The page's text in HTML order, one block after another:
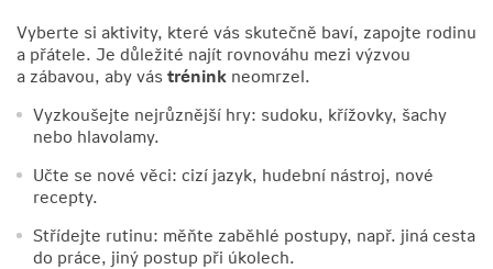
Vyberte si aktivity, které vás skutečně baví, zapojte rodinu
a přátele. Je důležité najít rovnováhu mezi výzvou
a zábavou, aby vástrénink neomrzel.
Vyzkoušejte nejrůznější hry: sudoku, křížovky, šachy
nebo hlavolamy.
Učte se nové věci: cizí jazyk, hudební nástroj, nové
recepty.
Střídejte rutinu: měňte zaběhlé postupy, např. jiná cesta
do práce, jiný postup při úkolech.